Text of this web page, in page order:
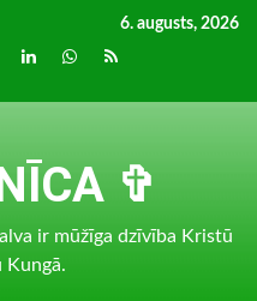
6. augusts, 2026
LinkedInwhatsapp
RSS
✞
ir mūžīga dzīvība Kristū
Kungā.